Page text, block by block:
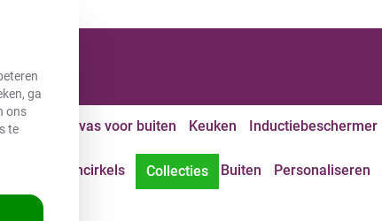
ga
ons
te
Canvas voor buiten Keuken Inductiebeschermer
Tuincirkels Collecties Buiten Personaliseren